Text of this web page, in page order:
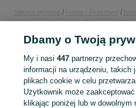
Kontenery mieszkalne/biurowe -
mieszkalne/biurowe - Bydgoszcz
KATEGORIA
Dbamy o Twoją
My i nasi 447partnerzy
informacji na urządzeniu, takich
plikach cookie w celu
Użytkownik może
klikając poniżej lub w